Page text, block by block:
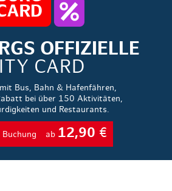
OFFIZIELLE
CARD
Bus, Bahn & Hafenfähren,
bei über 150 Aktivitäten,
und Restaurants.
Buchung ab 12,90 €